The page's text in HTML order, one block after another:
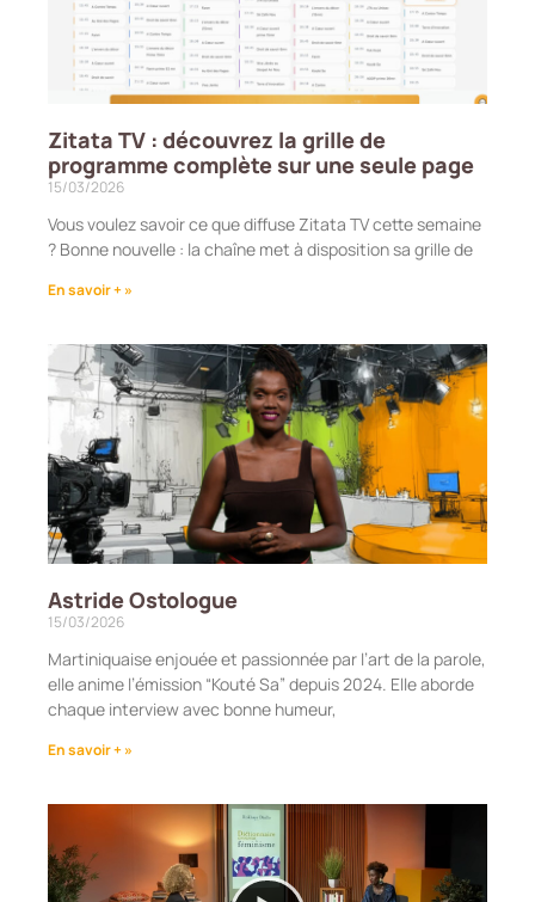
Zitata TV : découvrez la grille de
programme complète sur une seule page
15/03/2026
Vous voulez savoir ce que diffuse Zitata TV cette semaine
? Bonne nouvelle : la chaîne met à disposition sa grille de
En savoir + »
Astride Ostologue
15/03/2026
Martiniquaise enjouée et passionnée par l’art de la parole,
elle anime l’émission “Kouté Sa” depuis 2024. Elle aborde
chaque interview avec bonne humeur,
En savoir + »